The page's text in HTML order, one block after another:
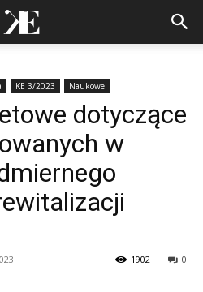
KE 3/2023 Naukowe
dotyczące
w
0
1902